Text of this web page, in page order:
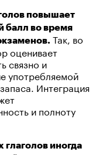
повышает
балл во время
Так, во
оценивает
связно и
употребляемой
Интеграция
и полноту
иногда